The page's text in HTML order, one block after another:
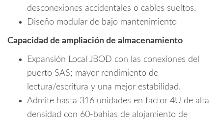
desconexiones accidentales o cables sueltos.
Diseño modular de bajo mantenimiento
Capacidad de ampliación de almacenamiento
Expansión Local JBOD con las conexiones del
puerto SAS; mayor rendimiento de
lectura/escritura y una mejor estabilidad.
Admite hasta 316 unidades en factor 4U de alta
densidad con 60-bahias de alojamiento de